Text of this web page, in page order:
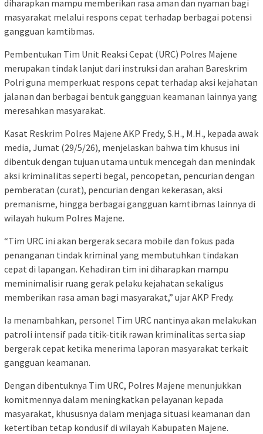
diharapkan mampu memberikan rasa aman dan nyaman bagi
masyarakat melalui respons cepat terhadap berbagai potensi
gangguan kamtibmas.
Pembentukan Tim Unit Reaksi Cepat (URC) Polres Majene
merupakan tindak lanjut dari instruksi dan arahan Bareskrim
Polri guna memperkuat respons cepat terhadap aksi kejahatan
jalanan dan berbagai bentuk gangguan keamanan lainnya yang
meresahkan masyarakat.
Kasat Reskrim Polres Majene AKP Fredy, S.H., M.H., kepada awak
media, Jumat (29/5/26), menjelaskan bahwa tim khusus ini
dibentuk dengan tujuan utama untuk mencegah dan menindak
aksi kriminalitas seperti begal, pencopetan, pencurian dengan
pemberatan (curat), pencurian dengan kekerasan, aksi
premanisme, hingga berbagai gangguan kamtibmas lainnya di
wilayah hukum Polres Majene.
“Tim URC ini akan bergerak secara mobile dan fokus pada
penanganan tindak kriminal yang membutuhkan tindakan
cepat di lapangan. Kehadiran tim ini diharapkan mampu
meminimalisir ruang gerak pelaku kejahatan sekaligus
memberikan rasa aman bagi masyarakat,” ujar AKP Fredy.
Ia menambahkan, personel Tim URC nantinya akan melakukan
patroli intensif pada titik-titik rawan kriminalitas serta siap
bergerak cepat ketika menerima laporan masyarakat terkait
gangguan keamanan.
Dengan dibentuknya Tim URC, Polres Majene menunjukkan
komitmennya dalam meningkatkan pelayanan kepada
masyarakat, khususnya dalam menjaga situasi keamanan dan
ketertiban tetap kondusif di wilayah Kabupaten Majene.